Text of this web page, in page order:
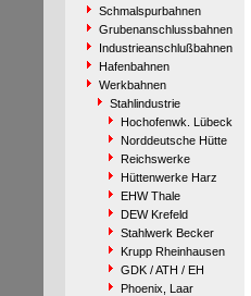
Schmalspurbahnen
Grubenanschlussbahnen
Industrieanschlußbahnen
Hafenbahnen
Werkbahnen
Stahlindustrie
Hochofenwk. Lübeck
Norddeutsche Hütte
Reichswerke
Hüttenwerke Harz
EHW Thale
DEW Krefeld
Stahlwerk Becker
Krupp Rheinhausen
GDK / ATH / EH
Phoenix, Laar